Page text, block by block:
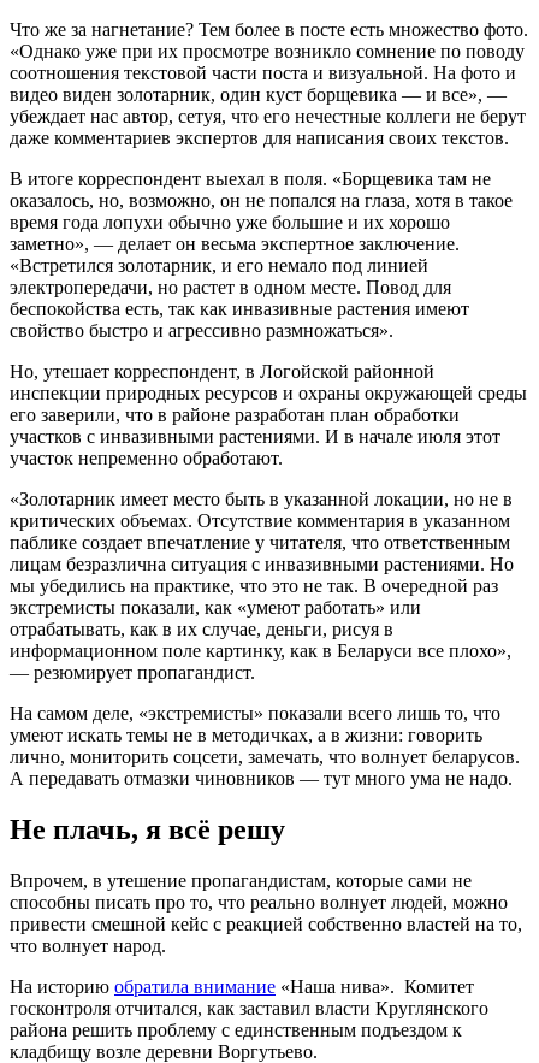
Что же за нагнетание? Тем более в посте есть множество фото.
«Однако уже при их просмотре возникло сомнение по поводу
соотношения текстовой части поста и визуальной. На фото и
видео виден золотарник, один куст борщевика — и все», —
убеждает нас автор, сетуя, что его нечестные коллеги не берут
даже комментариев экспертов для написания своих текстов.
В итоге корреспондент выехал в поля. «Борщевика там не
оказалось, но, возможно, он не попался на глаза, хотя в такое
время года лопухи обычно уже большие и их хорошо
заметно», — делает он весьма экспертное заключение.
«Встретился золотарник, и его немало под линией
электропередачи, но растет в одном месте. Повод для
беспокойства есть, так как инвазивные растения имеют
свойство быстро и агрессивно размножаться».
Но, утешает корреспондент, в Логойской районной
инспекции природных ресурсов и охраны окружающей среды
его заверили, что в районе разработан план обработки
участков с инвазивными растениями. И в начале июля этот
участок непременно обработают.
«Золотарник имеет место быть в указанной локации, но не в
критических объемах. Отсутствие комментария в указанном
паблике создает впечатление у читателя, что ответственным
лицам безразлична ситуация с инвазивными растениями. Но
мы убедились на практике, что это не так. В очередной раз
экстремисты показали, как «умеют работать» или
отрабатывать, как в их случае, деньги, рисуя в
информационном поле картинку, как в Беларуси все плохо»,
— резюмирует пропагандист.
На самом деле, «экстремисты» показали всего лишь то, что
умеют искать темы не в методичках, а в жизни: говорить
лично, мониторить соцсети, замечать, что волнует беларусов.
А передавать отмазки чиновников — тут много ума не надо.
Не плачь, я всё решу
Впрочем, в утешение пропагандистам, которые сами не
способны писать про то, что реально волнует людей, можно
привести смешной кейс с реакцией собственно властей на то,
что волнует народ.
На историю обратила внимание «Наша нива». Комитет
госконтроля отчитался, как заставил власти Круглянского
района решить проблему с единственным подъездом к
кладбищу возле деревни Воргутьево.